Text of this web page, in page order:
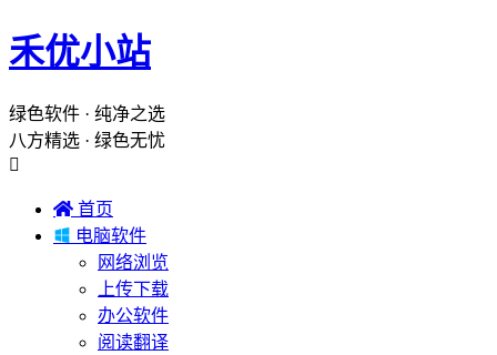
禾优小站
绿色软件 · 纯净之选
八方精选 · 绿色无忧

 首页
 电脑软件
网络浏览
上传下载
办公软件
阅读翻译